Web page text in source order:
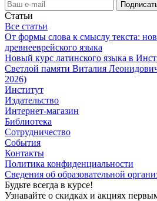
Статьи
Все статьи
От формы слова к смыслу текста:
древнееврейского языка
Новый курс латинского языка в
Светлой памяти Виталия
2026)
Институт
Издательство
Интернет-магазин
Библиотека
Сотрудничество
События
Контакты
Политика конфиденциальности
Сведения об образовательной
Будьте всегда в курсе!
Узнавайте о скидках и акциях